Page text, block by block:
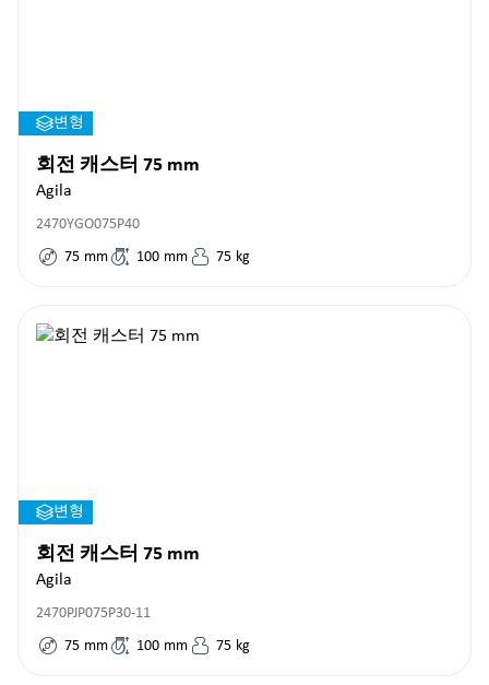
변형
회전 캐스터 75 mm
Agila
2470YGO075P40
75 mm 100 mm 75 kg
변형
회전 캐스터 75 mm
Agila
2470PJP075P30-11
75 mm 100 mm 75 kg